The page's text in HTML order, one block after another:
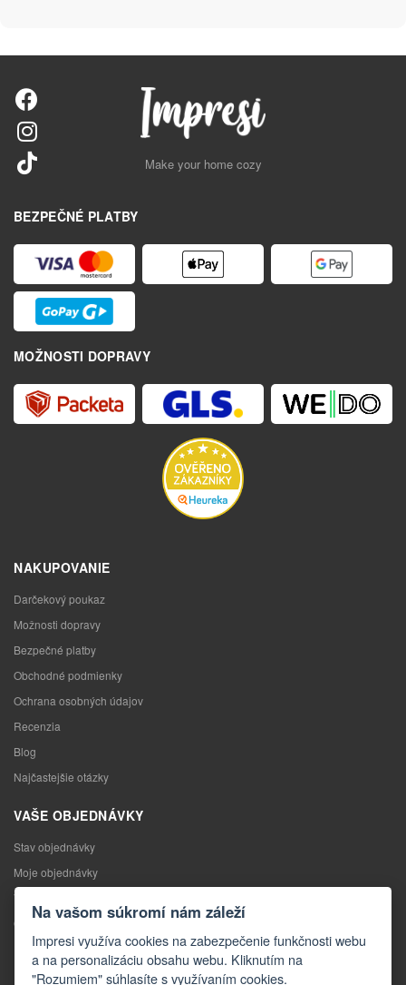
Make your home cozy
BEZPEČNÉ PLATBY
MOŽNOSTI DOPRAVY
NAKUPOVANIE
Darčekový poukaz
Možnosti dopravy
Bezpečné platby
Obchodné podmienky
Ochrana osobných údajov
Recenzia
Blog
Najčastejšie otázky
VAŠE OBJEDNÁVKY
Stav objednávky
Moje objednávky
Výmena tovaru
Odstúpenie od kúpnej zmluvy
Reklamácia
Na vašom súkromí nám záleží
Impresi využíva cookies na zabezpečenie funkčnosti webu
a na personalizáciu obsahu webu. Kliknutím na
"Rozumiem" súhlasíte s využívaním cookies.